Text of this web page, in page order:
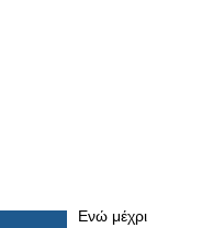
Ενώ μέχρι